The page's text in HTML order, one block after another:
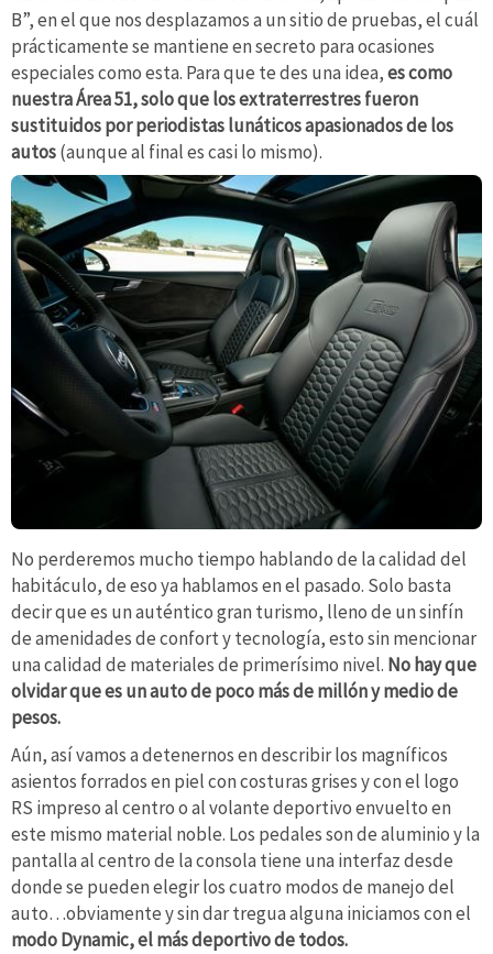
B”, en el que nos desplazamos a un sitio de pruebas, el cuál
prácticamente se mantiene en secreto para ocasiones
especiales como esta. Para que te des una idea,es como
nuestra Área 51, solo que los extraterrestres fueron
sustituidos por periodistas lunáticos apasionados de los
autos(aunque al final es casi lo mismo).
No perderemos mucho tiempo hablando de la calidad del
habitáculo, de eso ya hablamos en el pasado. Solo basta
decir que es un auténtico gran turismo, lleno de un sinfín
de amenidades de confort y tecnología, esto sin mencionar
una calidad de materiales de primerísimo nivel. No hay que
olvidar que es un auto de poco más de millón y medio de
pesos.
Aún, así vamos a detenernos en describir los magníficos
asientos forrados en piel con costuras grises y con el logo
RS impreso al centro o al volante deportivo envuelto en
este mismo material noble. Los pedales son de aluminio y la
pantalla al centro de la consola tiene una interfaz desde
donde se pueden elegir los cuatro modos de manejo del
auto…obviamente y sin dar tregua alguna iniciamos con el
modo Dynamic, el más deportivo de todos.